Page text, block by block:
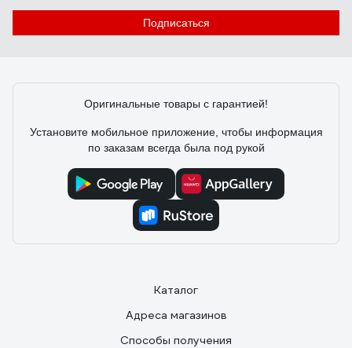
Отзыв о пистолете для герметика Makita
устает как с ручным пистолетом. При отпускании
Подписаться
Оригинальные товары с гарантией!
Установите мобильное приложение, чтобы информация
по заказам всегда была под рукой
Каталог
Адреса магазинов
Способы получения